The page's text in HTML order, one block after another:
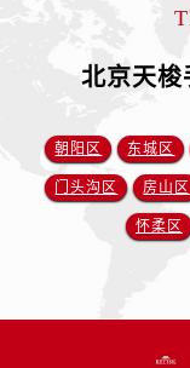
北京天梭
朝阳区 东城区
门头沟区 房山区
怀柔区